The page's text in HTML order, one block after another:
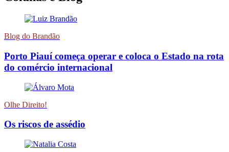
Blog do Brandão
Porto Piauí começa operar e coloca o Estado na rota
do comércio internacional
Olhe Direito!
Os riscos de assédio